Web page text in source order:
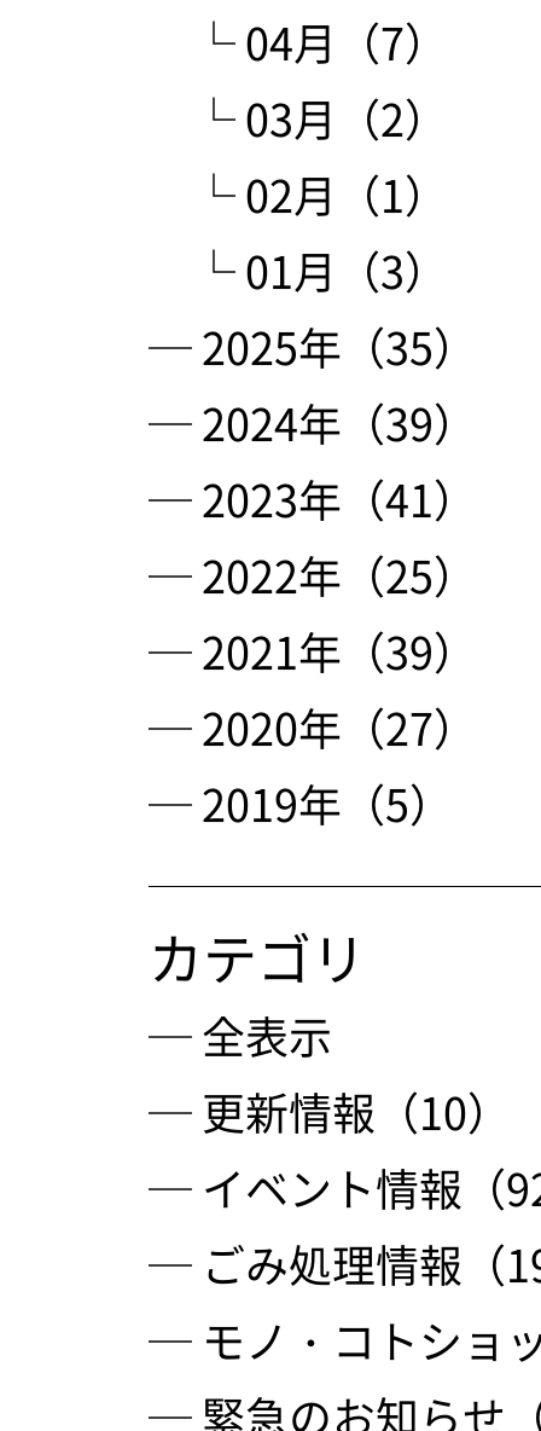
└ 04月（7）
└ 03月（2）
└ 02月（1）
└ 01月（3）
─ 2025年（35）
─ 2024年（39）
─ 2023年（41）
─ 2022年（25）
─ 2021年（39）
─ 2020年（27）
─ 2019年（5）
カテゴリ
─ 全表示
─ 更新情報（10）
─ イベント情報（
─ ごみ処理情報（
─ モノ・コトショ
─ 緊急のお知らせ